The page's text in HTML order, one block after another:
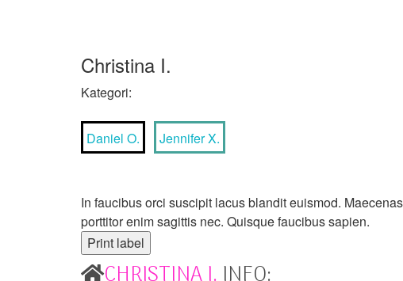
Christina I.
Kategori:
Daniel O. Jennifer X.
In faucibus orci suscipit lacus blandit euismod.
porttitor enim sagittis nec. Quisque faucibus sapien.